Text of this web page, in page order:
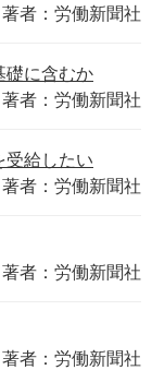
著者：労働新聞社
礎に含むか
著者：労働新聞社
受給したい
著者：労働新聞社
著者：労働新聞社
著者：労働新聞社